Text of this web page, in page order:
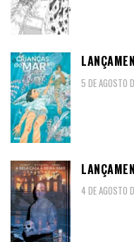
5 DE AGOSTO
4 DE AGOSTO